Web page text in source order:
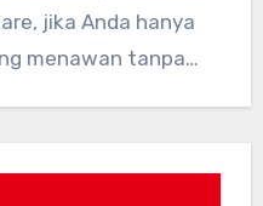
jika Anda hanya
menawan tanpa…